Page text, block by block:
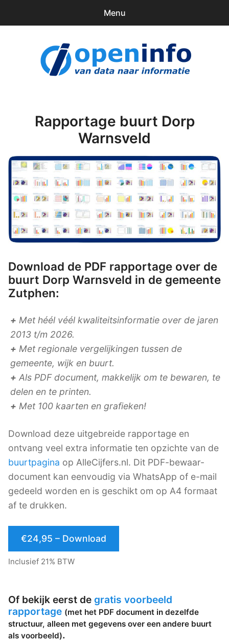
Menu
Downloads
Rapportage buurt Dorp
Warnsveld
Download de PDF rapportage over de
buurt Dorp Warnsveld in de gemeente
Zutphen:
+ Met héél véél kwaliteitsinformatie over de jaren
2013 t/m 2026.
+ Met regionale vergelijkingen tussen de
gemeente, wijk en buurt.
+ Als PDF document, makkelijk om te bewaren, te
delen en te printen.
+ Met 100 kaarten en grafieken!
Download deze uitgebreide rapportage en
ontvang veel extra informatie ten opzichte van de
buurtpagina op AlleCijfers.nl. Dit PDF-bewaar-
document kan eenvoudig via WhatsApp of e-mail
gedeeld worden en is geschikt om op A4 formaat
af te drukken.
€24,95 – Download
Inclusief 21% BTW
Of bekijk eerst de gratis voorbeeld
rapportage (met het PDF document in dezelfde
structuur, alleen met gegevens over een andere buurt
als voorbeeld).